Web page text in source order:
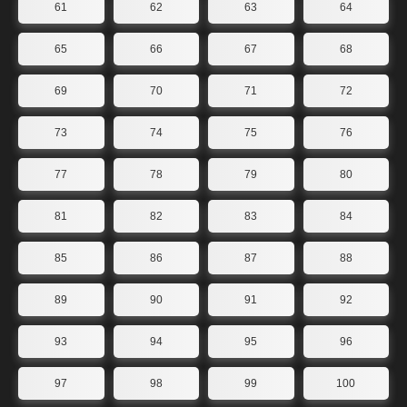
61 62 63 64
65 66 67 68
69 70 71 72
73 74 75 76
77 78 79 80
81 82 83 84
85 86 87 88
89 90 91 92
93 94 95 96
97 98 99 100